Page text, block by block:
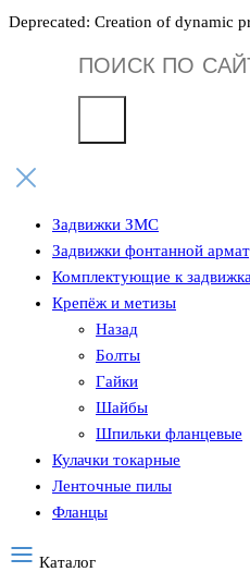
Deprecated: Creation of dynamic
товаров
Задвижки ЗМС
Задвижки фонтанной
Комплектующие к
Крепёж и метизы
Назад
Болты
Гайки
Шайбы
Шпильки фланцевые
Кулачки токарные
Ленточные пилы
Фланцы
Каталог